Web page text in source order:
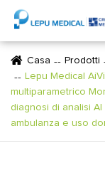
Casa Prodotti
Lepu Medical
multiparametrico
diagnosi di analisi
ambulanza e uso